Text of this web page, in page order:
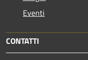
Eventi
CONTATTI